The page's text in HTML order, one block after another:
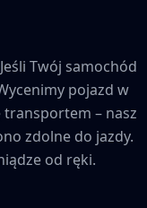
Twój samochód
pojazd w
– nasz
zdolne do jazdy.
od ręki.